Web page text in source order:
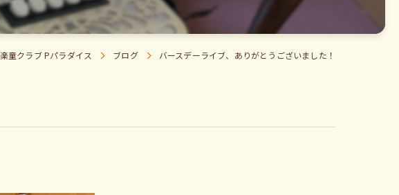
童クラブ Pパラダイス ブログ バースデーライブ、ありがとうございました！